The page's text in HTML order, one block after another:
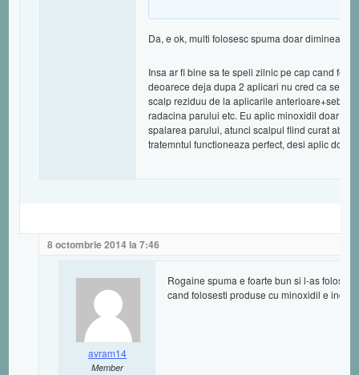
Da, e ok, multi folosesc spuma doar dimineata.
Insa ar fi bine sa te speli zilnic pe cap cand
deoarece deja dupa 2 aplicari nu cred ca se
scalp reziduu de la aplicarile
radacina parului etc. Eu aplic minoxidil doar 1
spalarea parului, atunci scalpul fiind curat
tratemntul functioneaza perfect, desi aplic doar
8 octombrie 2014 la 7:46
avram14
Member
Rogaine spuma e foarte bun si l-as folosi
cand folosesti produse cu minoxidil e